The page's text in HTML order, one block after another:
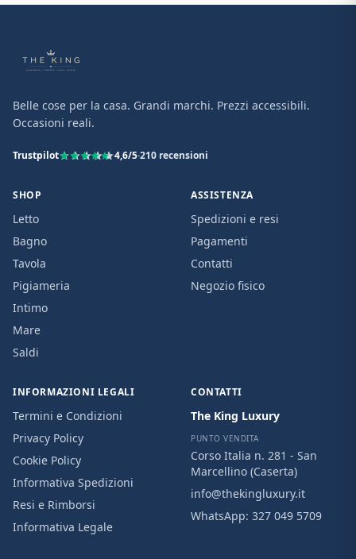
Belle cose per la casa. Grandi marchi. Prezzi accessibili.
Occasioni reali.
Trustpilot 4,6/5·210 recensioni
SHOP
Letto
Bagno
Tavola
Pigiameria
Intimo
Mare
Saldi
ASSISTENZA
Spedizioni e resi
Pagamenti
Contatti
Negozio fisico
INFORMAZIONI LEGALI
Termini e Condizioni
Privacy Policy
Cookie Policy
Informativa Spedizioni
Resi e Rimborsi
Informativa Legale
CONTATTI
The King Luxury
PUNTO VENDITA
Corso Italia n. 281 - San
Marcellino (Caserta)
info@thekingluxury.it
WhatsApp: 327 049 5709